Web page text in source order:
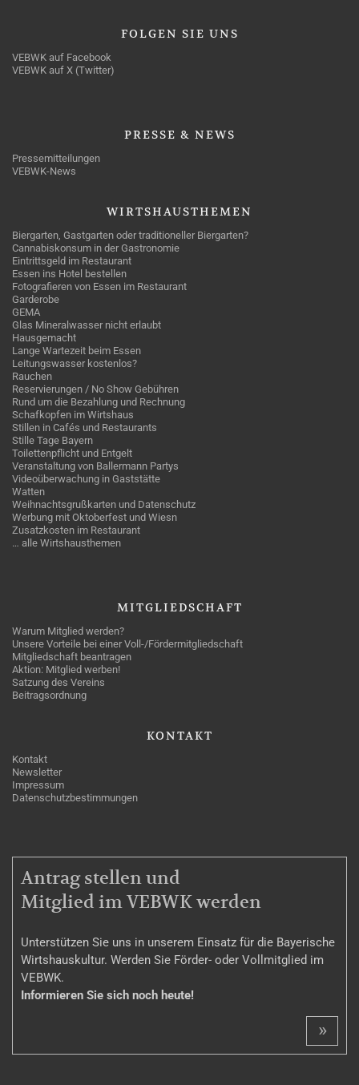
FOLGEN SIE UNS
VEBWK auf Facebook
VEBWK auf X (Twitter)
PRESSE & NEWS
Pressemitteilungen
VEBWK-News
WIRTSHAUSTHEMEN
Biergarten, Gastgarten oder traditioneller Biergarten?
Cannabiskonsum in der Gastronomie
Eintrittsgeld im Restaurant
Essen ins Hotel bestellen
Fotografieren von Essen im Restaurant
Garderobe
GEMA
Glas Mineralwasser nicht erlaubt
Hausgemacht
Lange Wartezeit beim Essen
Leitungswasser kostenlos?
Rauchen
Reservierungen / No Show Gebühren
Rund um die Bezahlung und Rechnung
Schafkopfen im Wirtshaus
Stillen in Cafés und Restaurants
Stille Tage Bayern
Toilettenpflicht und Entgelt
Veranstaltung von Ballermann Partys
Videoüberwachung in Gaststätte
Watten
Weihnachtsgrußkarten und Datenschutz
Werbung mit Oktoberfest und Wiesn
Zusatzkosten im Restaurant
… alle Wirtshausthemen
MITGLIEDSCHAFT
Warum Mitglied werden?
Unsere Vorteile bei einer Voll-/Fördermitgliedschaft
Mitgliedschaft beantragen
Aktion: Mitglied werben!
Satzung des Vereins
Beitragsordnung
KONTAKT
Kontakt
Newsletter
Impressum
Datenschutzbestimmungen
MITGLIEDSCHAFT
Antrag stellen und
Mitglied im VEBWK werden
Unterstützen Sie uns in unserem Einsatz für die Bayerische
Wirtshauskultur. Werden Sie Förder- oder Vollmitglied im
VEBWK.
Informieren Sie sich noch heute!
»